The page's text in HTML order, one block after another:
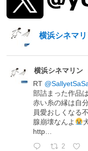
横浜シネマ
横浜シネマリン
RT
部詰まった作品
赤い糸の縁は自
員愛おしくなる
腺崩壊なんよ
http…
2